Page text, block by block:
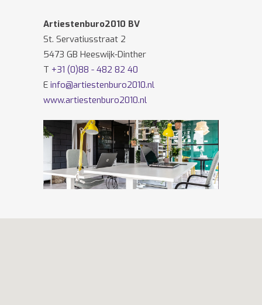
Artiestenburo2010 BV
St. Servatiusstraat 2
5473 GB Heeswijk-Dinther
T +31 (0)88 - 482 82 40
E info@artiestenburo2010.nl
www.artiestenburo2010.nl
Volg ons ook opFacebookenTwitter